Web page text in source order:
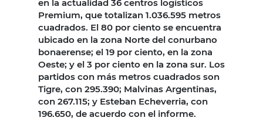
en la actualidad 36 centros logísticos
Premium, que totalizan 1.036.595 metros
cuadrados. El 80 por ciento se encuentra
ubicado en la zona Norte del conurbano
bonaerense; el 19 por ciento, en la zona
Oeste; y el 3 por ciento en la zona sur. Los
partidos con más metros cuadrados son
Tigre, con 295.390; Malvinas Argentinas,
con 267.115; y Esteban Echeverria, con
196.650, de acuerdo con el informe.